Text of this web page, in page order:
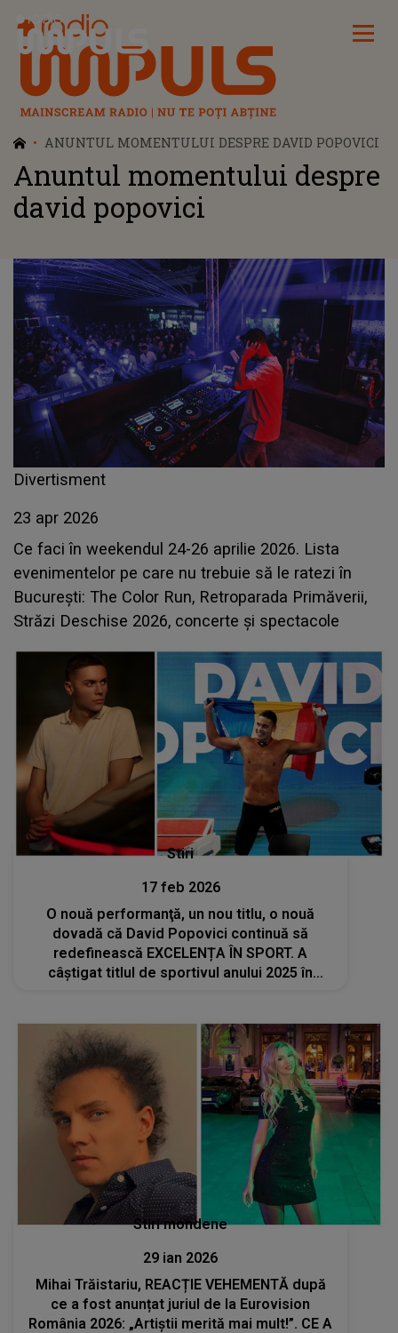
Radio Impuls
ANUNTUL MOMENTULUI DESPRE DAVID POPOVICI
Anuntul momentului despre
david popovici
Divertisment
23 apr 2026
Ce faci în weekendul 24-26 aprilie 2026. Lista
evenimentelor pe care nu trebuie să le ratezi în
București: The Color Run, Retroparada Primăverii,
Străzi Deschise 2026, concerte și spectacole
Stiri
17 feb 2026
O nouă performanţă, un nou titlu, o nouă
dovadă că David Popovici continuă să
redefinească EXCELENȚA ÎN SPORT. A
câștigat titlul de sportivul anului 2025 în
Stiri mondene
29 ian 2026
Mihai Trăistariu, REACȚIE VEHEMENTĂ după
ce a fost anunțat juriul de la Eurovision
România 2026: „Artiștii merită mai mult!”. CE A